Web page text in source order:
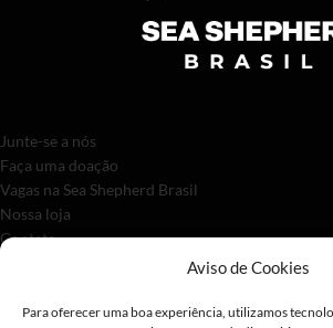
Aviso de Cookies
Para oferecer uma boa experiência, utilizamos
Junte-se a nós
Faça uma doação
Vagas na Sea Shepherd Brasil
Nossa loja
Contato